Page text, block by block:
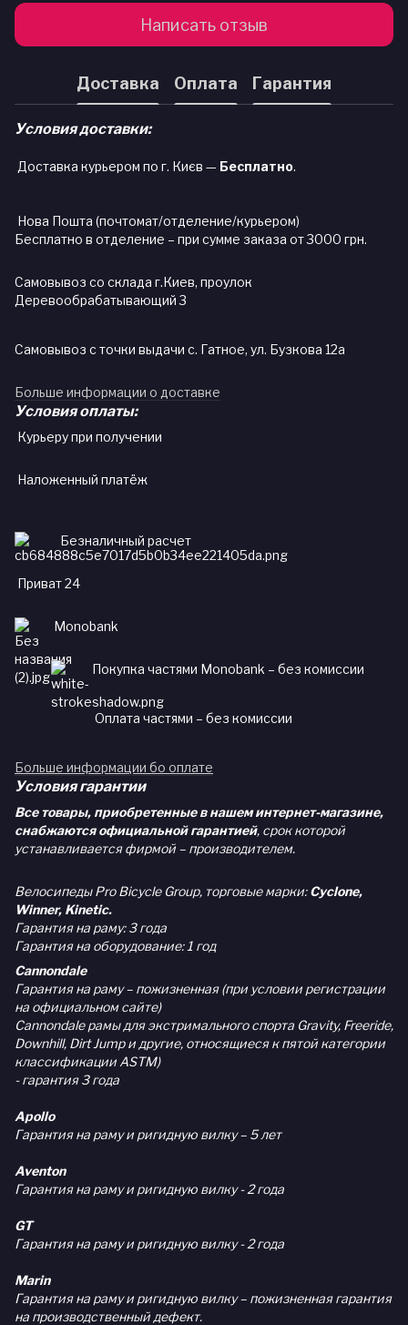
Написать отзыв
Доставка Оплата Гарантия
Условия доставки:
Доставка курьером по г. Києв — Бесплатно.
Нова Пошта (почтомат/отделение/курьером)
Бесплатно в отделение – при сумме заказа от 3000 грн.
Самовывоз со склада г.Киев, проулок
Деревообрабатывающий 3
Самовывоз с точки выдачи с. Гатное, ул. Бузкова 12а
Больше информации о доставке
Условия оплаты:
Курьеру при получении
Наложенный платёж
Безналичный расчет
Приват 24
Monobank
Покупка частями Monobank – без комиссии
Оплата частями – без комиссии
Больше информации бо оплате
Условия гарантии
Все товары, приобретенные в нашем интернет-магазине,
снабжаются официальной гарантией, срок которой
устанавливается фирмой – производителем.
Велосипеды Pro Bicycle Group, торговые марки:Cyclone,
Winner, Kinetic.
Гарантия на раму: 3 года
Гарантия на оборудование: 1 год
Cannondale
Гарантия на раму – пожизненная (при условии регистрации
на официальном сайте)
Cannondale рамы для экстримального спорта Gravity, Freeride,
Downhill, Dirt Jump и другие, относящиеся к пятой категории
классификации ASTM)
- гарантия 3 года
Apollo
Гарантия на раму и ригидную вилку – 5 лет
Aventon
Гарантия на раму и ригидную вилку - 2 года
GT
Гарантия на раму и ригидную вилку - 2 года
Marin
Гарантия на раму и ригидную вилку – пожизненная гарантия
на производственный дефект.